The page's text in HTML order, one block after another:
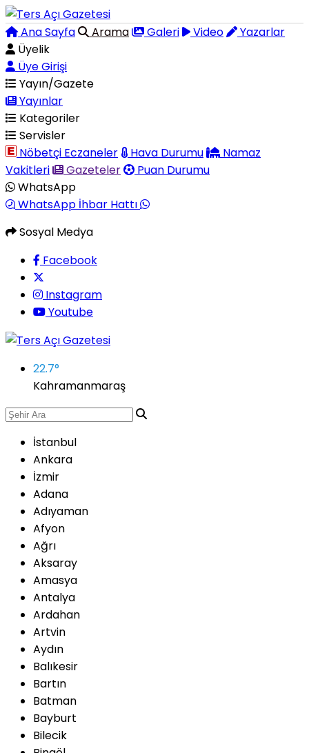
Ana Sayfa Arama Galeri Video
Yazarlar
Üyelik
Üye Girişi
Yayın/Gazete
Yayınlar
Kategoriler
Servisler
Nöbetçi Eczaneler
Hava Durumu
Namaz
Vakitleri
Gazeteler
Puan Durumu
WhatsApp
WhatsApp İhbar Hattı
Sosyal Medya
Facebook
Instagram
Youtube
22.7°
Kahramanmaraş
İstanbul
Ankara
İzmir
Adana
Adıyaman
Afyon
Ağrı
Aksaray
Amasya
Antalya
Ardahan
Artvin
Aydın
Balıkesir
Bartın
Batman
Bayburt
Bilecik